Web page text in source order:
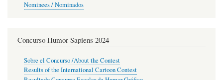
Nominees / Nominados
Concurso Humor Sapiens 2024
Sobre el Concurso /About the Contest
Results of the International Cartoon Contest